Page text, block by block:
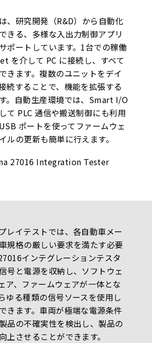
、研究開発（R&D）から自動化
きる、多様な入出力制御アプリ
ポートしています。1台での稼働
を介して PC に接続し、すべて
きます。複数のユニットをデイ
続することで、機能を拡張する
。自動生産環境では、Smart I/O
て PLC 通信や搬送制御にも利用
ポートを使ってファームウェ
ルの更新も簡単に行えます。
レイテストでは、各自動車メー
規格の厳しい要求を満たす必要
インテグレーションテスタ
号と電源を収納し、ソフトウェ
ア、ファームウェアが一体とな
ゆる種類の信号ソースを使用し
きます。車両が極端な電源条件
品の不確実性を検出し、製品の
上させることができます。